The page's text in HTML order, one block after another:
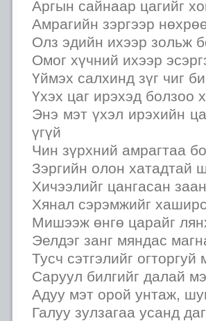
Аргын сайнаар цагийг
Амрагийн зэргээр
Олз эдийн ихээр зольж
Омог хүчний ихээр
Үймэх салхинд зүг чиг
Үхэх цаг ирэхэд болзоо
Энэ мэт үхэл ирэхийн
үгүй
Чин зүрхний амрагтаа
Зэргийн олон хатадтай
Хичээлийг цангасан
Хянал сэрэмжийг
Мишээж өнгө царайг
Эелдэг занг мяндас
Тусч сэтгэлийг
Саруул билгийг далай
Адуу мэт орой унтаж,
Галуу зулзагаа усанд